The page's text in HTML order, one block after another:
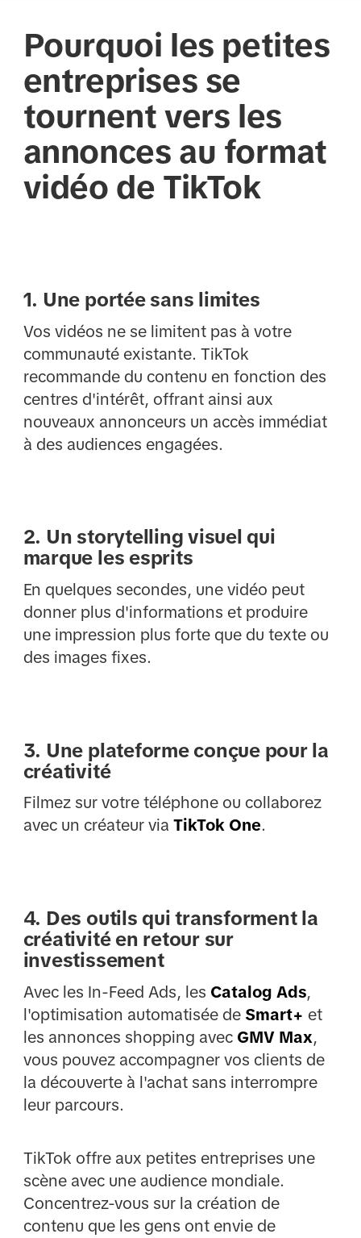
Pourquoi les petites
entreprises se
tournent vers les
annonces au format
vidéo de TikTok
1. Une portée sans limites
Vos vidéos ne se limitent pas à votre
communauté existante. TikTok
recommande du contenu en fonction des
centres d'intérêt, offrant ainsi aux
nouveaux annonceurs un accès immédiat
à des audiences engagées.
2. Un storytelling visuel qui
marque les esprits
En quelques secondes, une vidéo peut
donner plus d'informations et produire
une impression plus forte que du texte ou
des images fixes.
3. Une plateforme conçue pour la
créativité
Filmez sur votre téléphone ou collaborez
avec un créateur via TikTok One.
4. Des outils qui transforment la
créativité en retour sur
investissement
Avec les In-Feed Ads, les Catalog Ads,
l'optimisation automatisée de Smart+ et
les annonces shopping avec GMV Max,
vous pouvez accompagner vos clients de
la découverte à l'achat sans interrompre
leur parcours.
TikTok offre aux petites entreprises une
scène avec une audience mondiale.
Concentrez-vous sur la création de
contenu que les gens ont envie de